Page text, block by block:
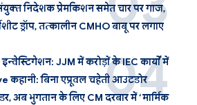
निदेशक प्रेमकिशन समेत चार पर गाज,
ड्रॉप, तत्कालीन CMHO बाबू पर लगाए
JJM में करोड़ों के IEC कार्यों में
कहानी: बिना एप्रूवल चहेती आउटडोर
अब भुगतान के लिए CM दरबार में ‘मार्मिक